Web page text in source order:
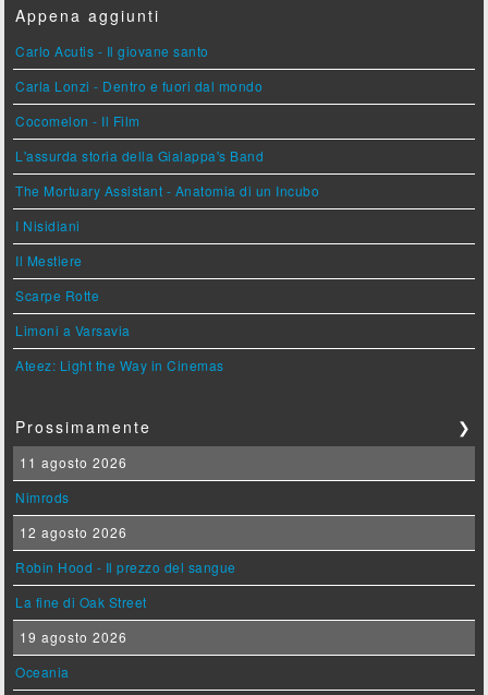
Appena aggiunti
Carlo Acutis - Il giovane santo
Carla Lonzi - Dentro e fuori dal mondo
Cocomelon - Il Film
L'assurda storia della Gialappa's Band
The Mortuary Assistant - Anatomia di un Incubo
I Nisidiani
Il Mestiere
Scarpe Rotte
Limoni a Varsavia
Ateez: Light the Way in Cinemas
Prossimamente ❯
11 agosto 2026
Nimrods
12 agosto 2026
Robin Hood - Il prezzo del sangue
La fine di Oak Street
19 agosto 2026
Oceania